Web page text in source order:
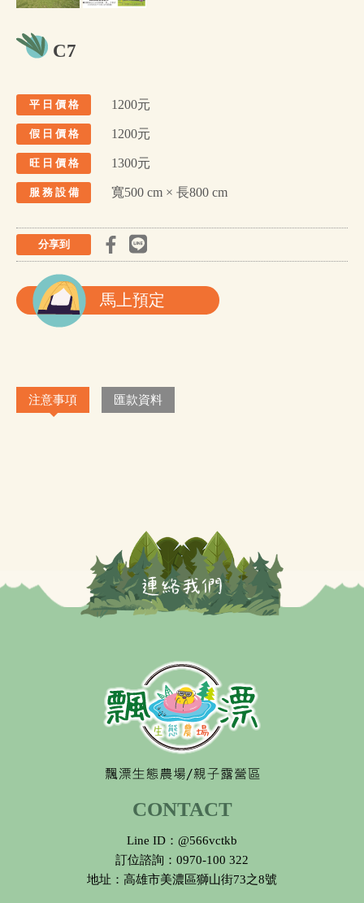
C7
平 日 價 格 1200元
假 日 價 格 1200元
旺 日 價 格 1300元
服 務 設 備 寬500 cm × 長800 cm
分享到
馬上預定
注意事項 匯款資料
CONTACT
Line ID：@566vctkb
訂位諮詢：0970-100 322
地址：高雄市美濃區獅山街73之8號